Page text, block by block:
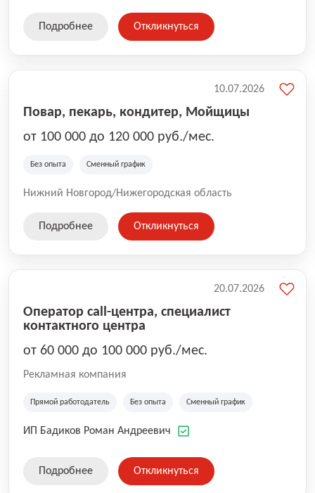
Подробнее Откликнуться
Повар, пекарь, кондитер, Мойщицы
от 100 000 до 120 000 руб./мес.
Без опыта Сменный график
Нижний Новгород/Нижегородская область
10.07.2026
Подробнее Откликнуться
Оператор call-центра, специалист
контактного центра
от 60 000 до 100 000 руб./мес.
Рекламная компания
Прямой работодатель Без опыта Сменный график
ИП Бадиков Роман Андреевич
20.07.2026
Подробнее Откликнуться